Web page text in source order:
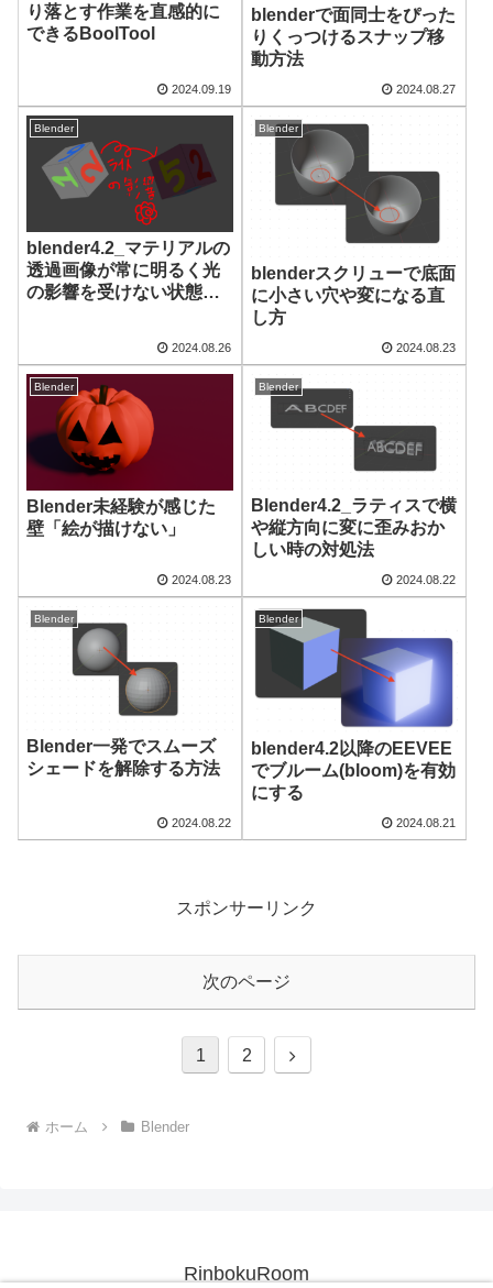
り落とす作業を直感的に
できるBoolTool
2024.09.19
blenderで面同士をぴった
りくっつけるスナップ移
動方法
2024.08.27
Blender
blender4.2_マテリアルの
透過画像が常に明るく光
の影響を受けない状態を
2024.08.26
Blender
blenderスクリューで底面
に小さい穴や変になる直
し方
2024.08.23
Blender
Blender未経験が感じた
壁「絵が描けない」
2024.08.23
Blender
Blender4.2_ラティスで横
や縦方向に変に歪みおか
しい時の対処法
2024.08.22
Blender
Blender一発でスムーズ
シェードを解除する方法
2024.08.22
Blender
blender4.2以降のEEVEE
でブルーム(bloom)を有効
にする
2024.08.21
スポンサーリンク
次のページ
1 2
次
ホーム Blender
RinbokuRoom